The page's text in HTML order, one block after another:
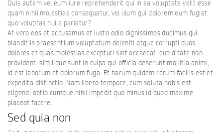
Quis autem vel eum iure reprehenderit qui in ea voluptate velit esse
quam nihil molestiae consequatur, vel illum qui dolorem eum fugiat
quo voluptas nulla pariatur?
At vero eos et accusamus et iusto odio dignissimos ducimus qui
blanditiis praesentium voluptatum deleniti atque corrupti quos
dolores et quas molestias excepturi sint occaecati cupiditate non
provident, similique sunt in culpa qui officia deserunt mollitia animi,
id est laborum et dolorum fuga. Et harum quidem rerum facilis est et
expedita distinctio. Nam libero tempore, cum soluta nobis est
eligendi optio cumque nihil impedit quo minus id quod maxime
placeat facere.
Sed quia non